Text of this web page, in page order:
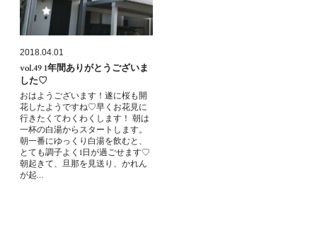
2018.04.01
vol.49 1年間ありがとうございま
した♡
おはようございます！遂に桜も開
花したようですね♡早くお花見に
行きたくてわくわくします！ 朝は
一杯の白湯からスタートします。
朝一番にゆっくり白湯を飲むと、
とても調子よく1日が過ごせます♡
朝起きて、旦那を見送り、かれん
が起…